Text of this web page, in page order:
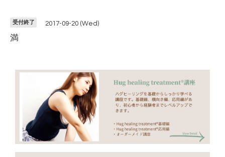
受付終了 2017-09-20 (Wed)
満